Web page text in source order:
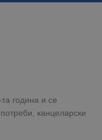
година и се
канцеларски